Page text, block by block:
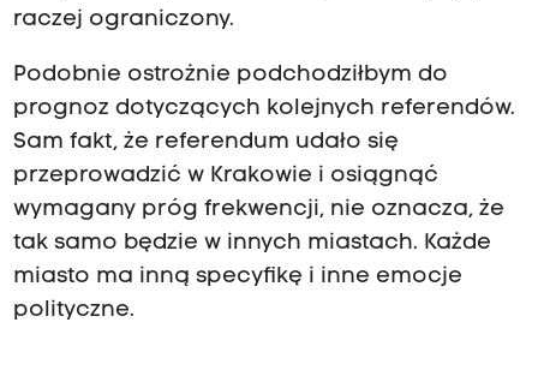
raczej ograniczony.
Podobnie ostrożnie podchodziłbym do
prognoz dotyczących kolejnych referendów.
Sam fakt, że referendum udało się
przeprowadzić w Krakowie i osiągnąć
wymagany próg frekwencji, nie oznacza, że
tak samo będzie w innych miastach. Każde
miasto ma inną specyfikę i inne emocje
polityczne.